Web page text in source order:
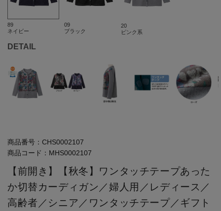
89
ネイビー
09
ブラック
20
ピンク系
DETAIL
商品番号： CHS0002107
商品コード： MHS0002107
【前開き】【秋冬】ワンタッチテープあった
か切替カーディガン／婦人用／レディース／
高齢者／シニア／ワンタッチテープ／ギフト